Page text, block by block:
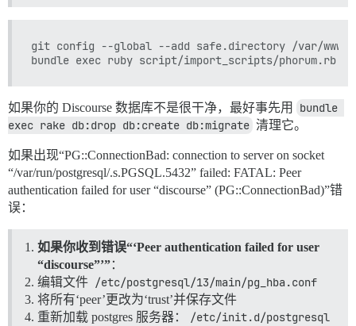
git config --global --add safe.directory /var/www/
如果你的 Discourse 数据库不是很干净，最好事先用
bundle
exec rake db:drop db:create db:migrate 清理它。
如果出现“PG::ConnectionBad: connection to server on socket
“/var/run/postgresql/.s.PGSQL.5432” failed: FATAL: Peer
authentication failed for user “discourse” (PG::ConnectionBad)”错
误：
如果你收到错误“‘Peer authentication failed for user
“discourse”’”：
编辑文件 /etc/postgresql/13/main/pg_hba.conf
将所有‘peer’更改为‘trust’并保存文件
重新加载 postgres 服务器：
/etc/init.d/postgresql